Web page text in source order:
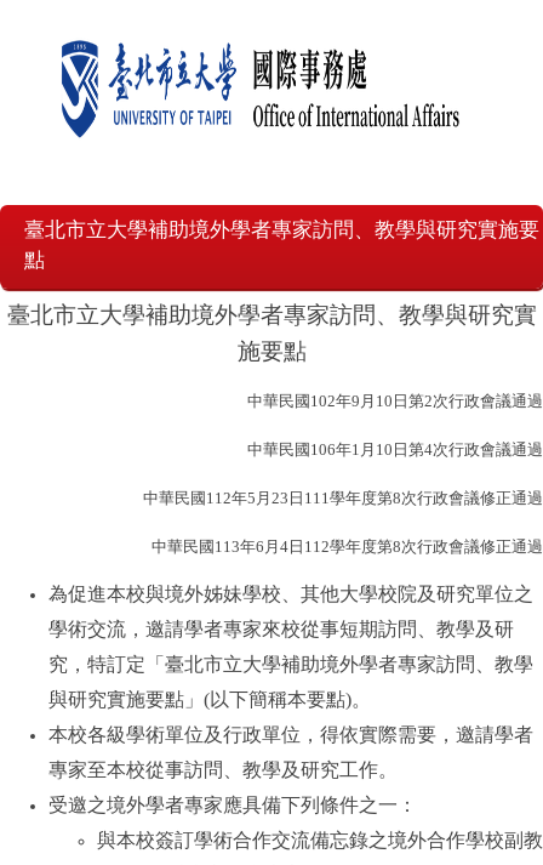
臺北市立大學補助境外學者專家訪問、教學與研究實施要
點
臺北市立大學補助境外學者專家訪問、教學與研究實
施要點
中華民國 102年9 月 10 日第2次行政會議通過
中華民國 106年1 月 10 日第4次行政會議通過
中華民國 112年5 月 23 日 111學年度第8次行政會議修正通過
中華民國 113年6 月 4 日 112學年度第8次行政會議修正通過
為促進本校與境外姊妹學校、其他大學校院及研究單位之
學術交流，邀請學者專家來校從事短期訪問、教學及研
究，特訂定「臺北市立大學補助境外學者專家訪問、教學
與研究實施要點」 (以下簡稱本要點)。
本校各級學術單位及行政單位，得依實際需要，邀請學者
專家至本校從事訪問、教學及研究工作。
受邀之境外學者專家應具備下列條件之一：
與本校簽訂學術合作交流備忘錄之境外合作學校副教